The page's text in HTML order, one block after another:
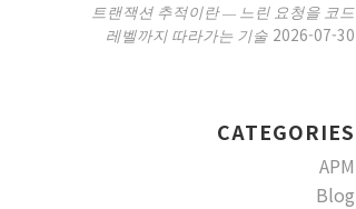
트랜잭션 추적이란 — 느린 요청을 코드
레벨까지 따라가는 기술 2026-07-30
CATEGORIES
APM
Blog